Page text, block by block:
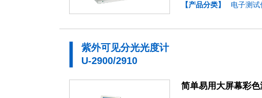
【产品分类】
电子测试
紫外可见分光光度计
U-2900/2910
简单易用大屏幕彩